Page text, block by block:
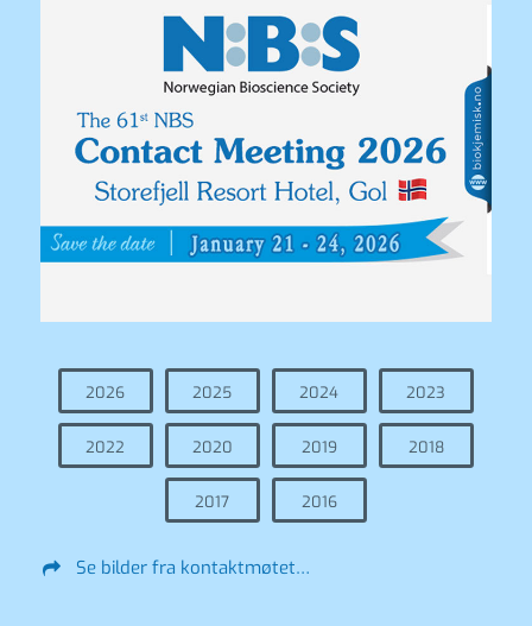
2026 2025 2024 2023
2022 2020 2019 2018
2017 2016
Se bilder fra kontaktmøtet…